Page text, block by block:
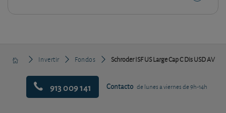
Invertir Fondos Schroder ISF US Large Cap C Dis USD AV
913 009 141 Contacto de lunes a viernes de 9h-14h